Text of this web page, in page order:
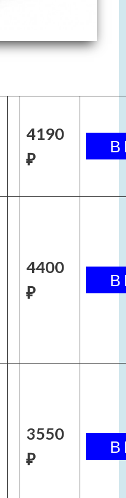
4190
₽
4400
₽
3550
₽